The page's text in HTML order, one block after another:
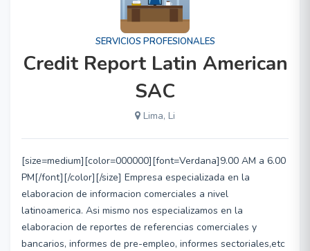
SERVICIOS PROFESIONALES
Credit Report Latin American
SAC
Lima, Li
[size=medium][color=000000][font=Verdana]9.00 AM a 6.00
PM[/font][/color][/size] Empresa especializada en la
elaboracion de informacion comerciales a nivel
latinoamerica. Asi mismo nos especializamos en la
elaboracion de reportes de referencias comerciales y
bancarios, informes de pre-empleo, informes sectoriales,etc